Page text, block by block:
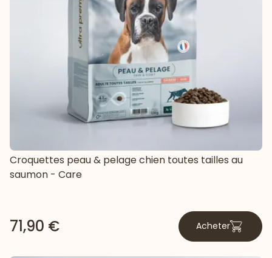
Croquettes peau & pelage chien toutes tailles au
saumon - Care
71,90 € Acheter